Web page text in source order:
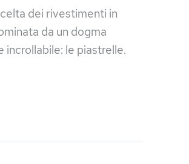
dei rivestimenti in
da un dogma
incrollabile: le piastrelle.